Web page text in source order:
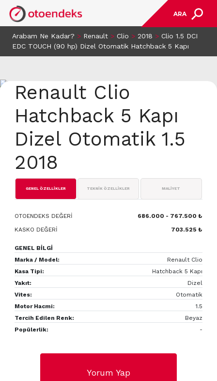
ARA
Arabam Ne Kadar? > Renault > Clio > 2018 > Clio 1.5 DCI
EDC TOUCH (90 hp) Dizel Otomatik Hatchback 5 Kapı
Renault Clio
Hatchback 5 Kapı
Dizel Otomatik 1.5
2018
GENEL ÖZELLİKLER TEKNİK ÖZELLİKLER MALİYET
OTOENDEKS DEĞERİ
686.000 - 767.500 ₺
KASKO DEĞERİ
703.525 ₺
GENEL BİLGİ
Marka / Model:
Renault Clio
Kasa Tipi:
Hatchback 5 Kapı
Yakıt:
Dizel
Vites:
Otomatik
Motor Hacmi:
1.5
Tercih Edilen Renk:
Beyaz
Popülerlik:
-
Yorum Yap